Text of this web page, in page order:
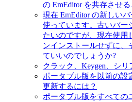
の EmEditor を共存させ
現在 EmEditor の新しい
使っています。古いバー
たいのですが、現在使用
ンインストールせずに、
ていいのでしょうか?
クラック、Keygen、シリ
ポータブル版を以前の設
更新するには？
ポータブル版をすべての